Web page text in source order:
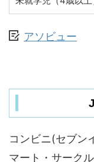
アソビュー
コンビニ(セブン
マート・サーク